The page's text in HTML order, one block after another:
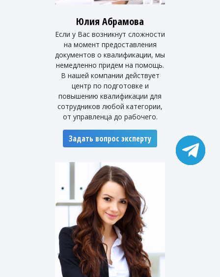
Юлия Абрамова
Если у Вас возникнут сложности
на момент предоставления
документов о квалификации, мы
немедленно придем на помощь.
В нашей компании действует
центр по подготовке и
повышению квалификации для
сотрудников любой категории,
от управленца до рабочего.
Задать вопрос эксперту